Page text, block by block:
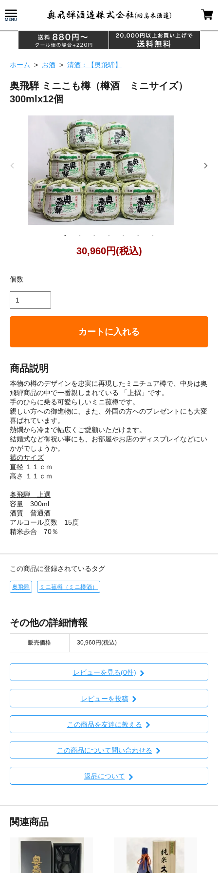
ホーム > お酒 > 清酒：【奥飛騨】
奥飛騨 ミニこも樽（樽酒 ミニサイズ）
300mlx12個
30,960円(税込)
個数
カートに入れる
商品説明
本物の樽のデザインを忠実に再現したミニチュア樽で、中身は奥
飛騨商品の中で一番親しまれている 「上撰」です。
手のひらに乗る可愛らしいミニ菰樽です。
親しい方への御進物に、また、外国の方へのプレゼントにも大変
喜ばれています。
熱燗から冷まで幅広くご愛顧いただけます。
結婚式など御祝い事にも、お部屋やお店のディスプレイなどにい
かがでしょうか。
菰のサイズ
直径 １１ｃｍ
高さ １１ｃｍ
奥飛騨 上選
容量 300ml
酒質 普通酒
アルコール度数 15度
精米歩合 70％
この商品に登録されているタグ
奥飛騨 ミニ菰樽（ミニ樽酒）
その他の詳細情報
販売価格 30,960円(税込)
レビューを見る(0件)
レビューを投稿
この商品を友達に教える
この商品について問い合わせる
返品について
関連商品